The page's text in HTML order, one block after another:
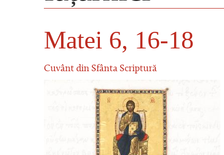
Matei 6, 16-18
Cuvânt din Sfânta Scriptură